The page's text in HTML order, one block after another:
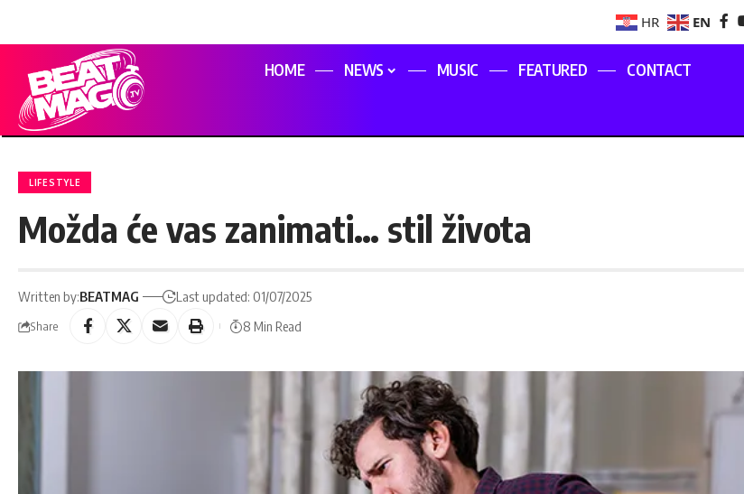
HR EN
HOME NEWS MUSIC FEATURED CONTACT
LIFESTYLE
Možda će vas zanimati… stil života
Written by:BEATMAG Last updated: 01/07/2025
Share 8 Min Read